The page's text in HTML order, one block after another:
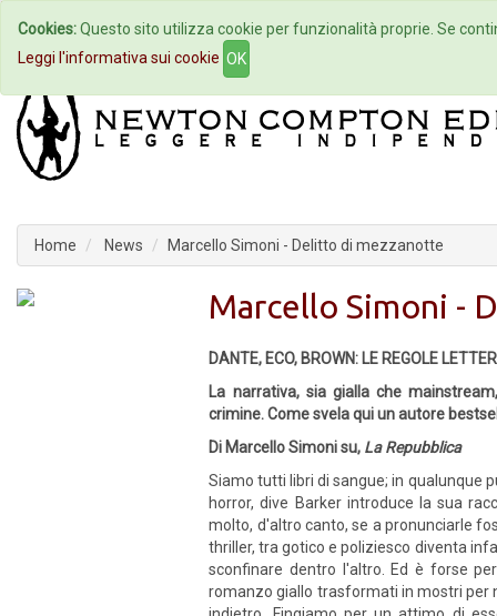
Home Autori Eventi
Home News Marcello Simoni - Delitto di mezzanotte
Marcello Simoni -
DANTE, ECO, BROWN: LE REGOLE
La narrativa, sia gialla che
crimine. Come svela qui un autore
Di Marcello Simoni su, La Repubblica
Siamo tutti libri di sangue; in qualunque
horror, dive Barker introduce la sua
molto, d'altro canto, se a pronunciarle
thriller, tra gotico e poliziesco diventa
sconfinare dentro l'altro. Ed è forse
romanzo giallo trasformati in mostri per
Cookies:Questo sito utilizza cookie per funzionalità proprie. Se
Leggi l'informativa sui cookie OK